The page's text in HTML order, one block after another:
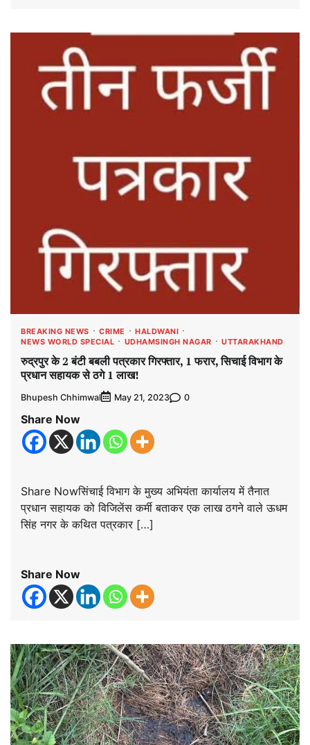
BREAKING NEWS CRIME
HALDWANI
NEWS WORLD SPECIAL
UDHAMSINGH NAGAR UTTARAKHAND
रुद्रपुर के 2 बंटी बबली पत्रकार गिरफ्तार, 1 फरार, सिचाई विभाग के
प्रधान सहायक से ठगे 1 लाख!
Bhupesh Chhimwal May 21, 2023 0
Share Now
Share Nowसिंचाई विभाग के मुख्य अभियंता कार्यालय में तैनात
प्रधान सहायक को विजिलेंस कर्मी बताकर एक लाख ठगने वाले ऊधम
सिंह नगर के कथित पत्रकार […]
Share Now